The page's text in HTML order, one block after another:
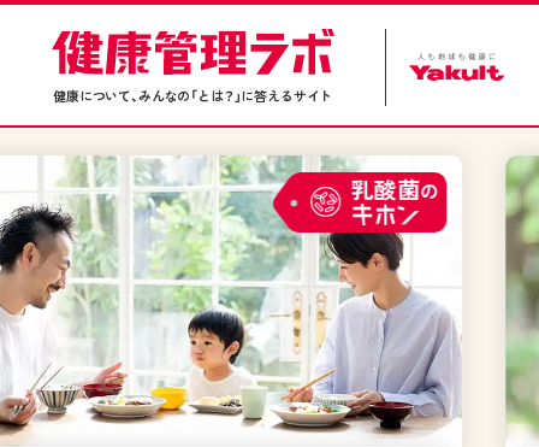
健康について、みんなの「とは？」に答えるサイト
健康管理